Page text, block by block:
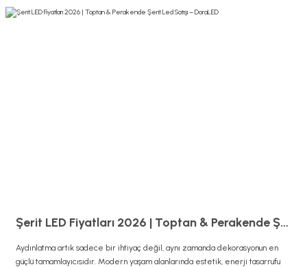
Şerit LED Fiyatları 2026 | Toptan & Perakende Şerit Led Satışı – DoraLED
Aydınlatma artık sadece bir ihtiyaç değil, aynı zamanda dekorasyonun en
güçlü tamamlayıcısıdır. Modern yaşam alanlarında estetik, enerji tasarrufu